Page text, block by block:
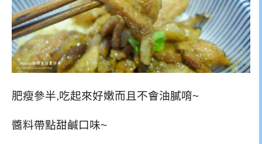
肥瘦參半,吃起來好嫩而且不會油膩唷~
醬料帶點甜鹹口味~